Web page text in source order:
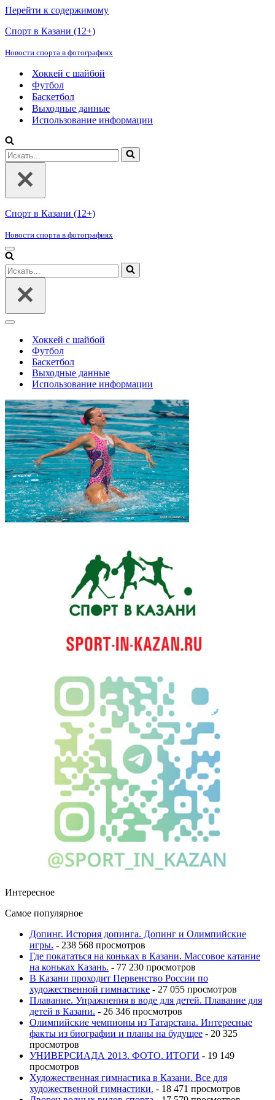
Перейти к содержимому
Спорт в Казани (12+)
Новости спорта в фотографиях
Хоккей с шайбой
Футбол
Баскетбол
Выходные данные
Использование информации
Искать...
Спорт в Казани (12+)
Новости спорта в фотографиях
Меню
навигации
Искать...
Меню
навигацииХоккей с шайбой
Футбол
Баскетбол
Выходные данные
Использование информации
Интересное
Самое популярное
Допинг. История допинга. Допинг и Олимпийские
игры. - 238 568 просмотров
Где покататься на коньках в Казани. Массовое катание
на коньках Казань. - 77 230 просмотров
В Казани проходит Первенство России по
художественной гимнастике - 27 055 просмотров
Плавание. Упражнения в воде для детей. Плавание для
детей в Казани. - 26 346 просмотров
Олимпийские чемпионы из Татарстана. Интересные
факты из биографии и планы на будущее - 20 325
просмотров
УНИВЕРСИАДА 2013. ФОТО. ИТОГИ - 19 149
просмотров
Художественная гимнастика в Казани. Все для
художественной гимнастики. - 18 471 просмотров